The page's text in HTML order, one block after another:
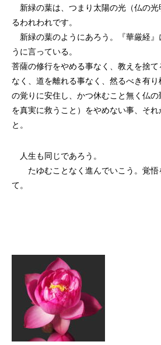
新緑の葉は、つまり太陽の光（仏の光
るわれわれです。
新緑の葉のようにあろう。『華厳経』
うに言っている。
菩薩の修行をやめる事なく、教えを捨
なく、道を離れる事なく、然るべき有
の覚りに安住し、かつ休むこと無く仏
を真実に救うこと）をやめない事、そ
と。
人生も同じであろう。
たゆむことなく進んでいこう。覚悟
て。